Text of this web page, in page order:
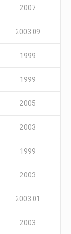
2007
2003.09
1999
1999
2005
2003
1999
2003
2003.01
2003